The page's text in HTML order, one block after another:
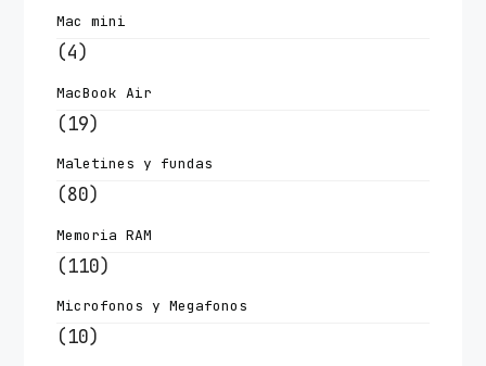
Mac mini
(4)
MacBook Air
(19)
Maletines y fundas
(80)
Memoria RAM
(110)
Microfonos y Megafonos
(10)